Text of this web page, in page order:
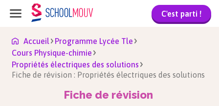
C'est parti !
Accueil
Programme Lycée Tle
Cours Physique-chimie
Propriétés électriques des solutions
Fiche de révision : Propriétés électriques des solutions
Fiche de révision